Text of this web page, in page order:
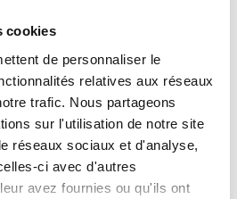
cookies
de personnaliser le
relatives aux réseaux
trafic. Nous partageons
sur l'utilisation de notre site
réseaux sociaux et d'analyse,
ci avec d'autres
avez fournies ou qu'ils ont
étaient
environnements de
de production. Grâce
harmonisons
et des schémas
aussi
»